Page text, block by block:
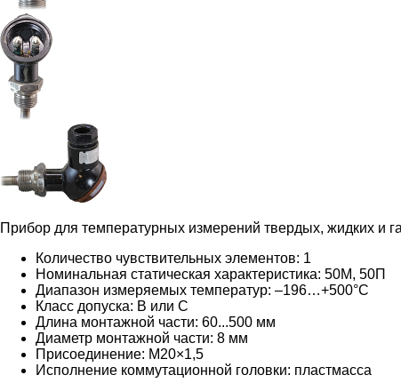
Прибор для температурных измерений твердых, жидких и
Количество чувствительных элементов: 1
Номинальная статическая характеристика: 50М, 50П
Диапазон измеряемых температур: –196…+500°C
Класс допуска: B или C
Длина монтажной части: 60...500 мм
Диаметр монтажной части: 8 мм
Присоединение: М20×1,5
Исполнение коммутационной головки: пластмасса